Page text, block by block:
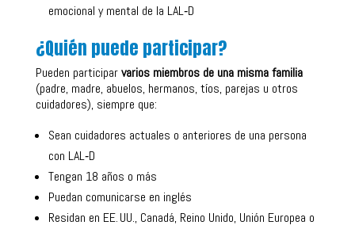
emocional y mental de la LAL‑D
¿Quién puede participar?
Pueden participarvarios miembros de una misma familia
(padre, madre, abuelos, hermanos, tíos, parejas u otros
cuidadores), siempre que:
Sean cuidadores actuales o anteriores de una persona
con LAL‑D
Tengan 18 años o más
Puedan comunicarse en inglés
Residan en EE. UU., Canadá, Reino Unido, Unión Europea o